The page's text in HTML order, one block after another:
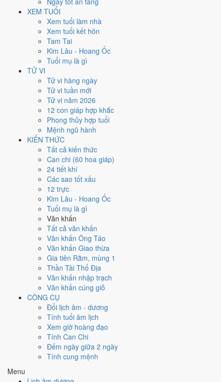
XEM TUỔI
Xem tuổi làm nhà
Xem tuổi kết hôn
Tam Tai
Kim Lâu - Hoang Ốc
Tuổi mụ là gì
TỬ VI
Tử vi hàng ngày
Tử vi tuần mới
Tử vi năm 2026
12 con giáp hợp khắc
Phong thủy hợp tuổi
Mệnh ngũ hành
KIẾN THỨC
Tất cả kiến thức
Can chi (60 hoa giáp)
24 tiết khí
Các sao tốt xấu
12 trực
Kim Lâu - Hoang Ốc
Tuổi mụ là gì
Văn khấn
Tất cả văn khấn
Văn khấn Ông Táo
Văn khấn Giao thừa
Gia tiên Rằm, mùng 1
Thần Tài Thổ Địa
Văn khấn nhập trạch
Văn khấn cúng giỗ
CÔNG CỤ
Đổi lịch âm - dương
Tính tuổi âm lịch
Xem giờ hoàng đạo
Tính Can Chi
Đếm ngày giữa 2 ngày
Tính cung mệnh
Menu
Giáp Tý
Bính Ngọ
Ngày Giáp Dần có TrựcChấp (ngày nắm giữ, bắt giữ) và gặp Sao
Thanh Long hoàng đạo . Điểm trung bình 7 việc chính
Ngày Bình Hòa, phù hợp với công việc thường ngày.
Ngọ, Tuất, Hợihợp ngày; tuổi
Ngày 7/10/2026 tốt hay xấu cho
việc gì?
Ngày 7/10/2026 đạt6.3/10 trung bình cho 7 việc chính: cao nhất là
Thu nợ - đòi tiền (10/10)
Chấp (ngày nắm giữ, bắt giữ) và gặp Sao Thanh Long hoàng đạo nên
điểm từng việc chênh nhau như bảng dưới.
Cưới hỏi - đính hôn
Tốt
Cưới hỏi - đính hôn hôm nay ở
Hoàng Đạo.
Cách tính ngày tốt
Khai trương - mở cửa hàng
Tốt
Khai trương - mở cửa hàng hôm nay ở
Ngày Hoàng Đạo.
Cách tính ngày tốt
Ký hợp đồng - giao ước
Tốt
Ký hợp đồng - giao ước hôm nay ở
Ngày Hoàng Đạo.
Cách tính ngày tốt